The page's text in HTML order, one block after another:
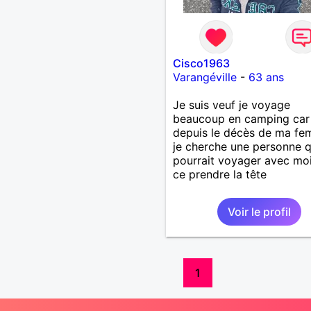
Cisco1963
Varangéville- 63 ans
Je suis veuf je voyage
beaucoup en camping car
depuis le décès de ma
je cherche une personne
pourrait voyager avec
ce prendre la tête
Voir le profil
1